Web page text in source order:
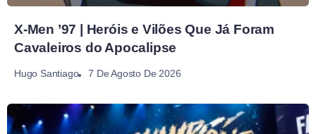
X-Men ’97 | Heróis e Vilões Que Já Foram
Cavaleiros do Apocalipse
Hugo Santiago 7 De Agosto De 2026